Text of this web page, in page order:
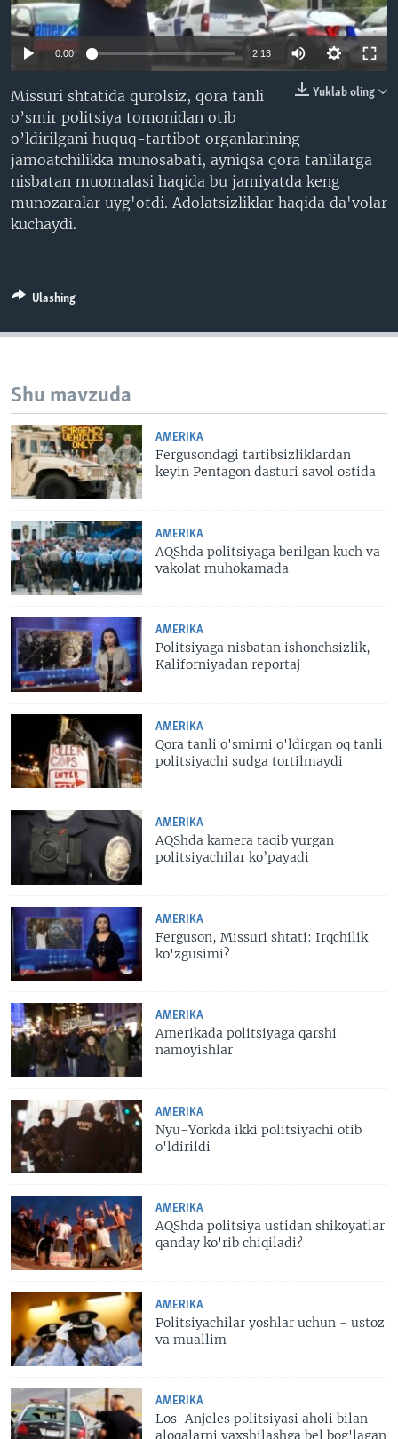
VIDEO
XABARLAR SURATLARDA
ODNOKLASSNIKI
TELEGRAM
SOUNDCLOUD
VOA
0:00 2:13
Yuklab oling
Missuri shtatida qurolsiz, qora tanli
o’smir politsiya tomonidan otib
o’ldirilgani huquq-tartibot organlarining
jamoatchilikka munosabati, ayniqsa qora tanlilarga
nisbatan muomalasi haqida bu jamiyatda keng
munozaralar uyg'otdi. Adolatsizliklar haqida da'volar
kuchaydi.
Ulashing
Shu mavzuda
AMERIKA
Fergusondagi tartibsizliklardan
keyin Pentagon dasturi savol ostida
AMERIKA
AQShda politsiyaga berilgan kuch va
vakolat muhokamada
AMERIKA
Politsiyaga nisbatan ishonchsizlik,
Kaliforniyadan reportaj
AMERIKA
Qora tanli o'smirni o'ldirgan oq tanli
politsiyachi sudga tortilmaydi
AMERIKA
AQShda kamera taqib yurgan
politsiyachilar ko’payadi
AMERIKA
Ferguson, Missuri shtati: Irqchilik
ko'zgusimi?
AMERIKA
Amerikada politsiyaga qarshi
namoyishlar
AMERIKA
Nyu-Yorkda ikki politsiyachi otib
o'ldirildi
AMERIKA
AQShda politsiya ustidan shikoyatlar
qanday ko'rib chiqiladi?
AMERIKA
Politsiyachilar yoshlar uchun - ustoz
va muallim
AMERIKA
Los-Anjeles politsiyasi aholi bilan
aloqalarni yaxshilashga bel bog'lagan